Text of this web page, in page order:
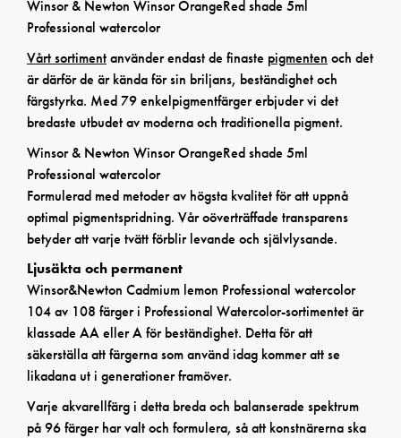
Winsor & Newton Winsor OrangeRed shade 5ml
Professional watercolor
Vårt sortimentanvänder endast de finaste pigmenten och det
är därför de är kända för sin briljans, beständighet och
färgstyrka. Med 79 enkelpigmentfärger erbjuder vi det
bredaste utbudet av moderna och traditionella pigment.
Winsor & Newton Winsor OrangeRed shade 5ml
Professional watercolor
Formulerad med metoder av högsta kvalitet för att uppnå
optimal pigmentspridning. Vår oöverträffade transparens
betyder att varje tvätt förblir levande och självlysande.
Ljusäkta och permanent
Winsor&Newton Cadmium lemon Professional watercolor
104 av 108 färger i Professional Watercolor-sortimentet är
klassade AA eller A för beständighet. Detta för att
säkerställa att färgerna som använd idag kommer att se
likadana ut i generationer framöver.
Varje akvarellfärg i detta breda och balanserade spektrum
på 96 färger har valt och formulera, så att konstnärerna ska